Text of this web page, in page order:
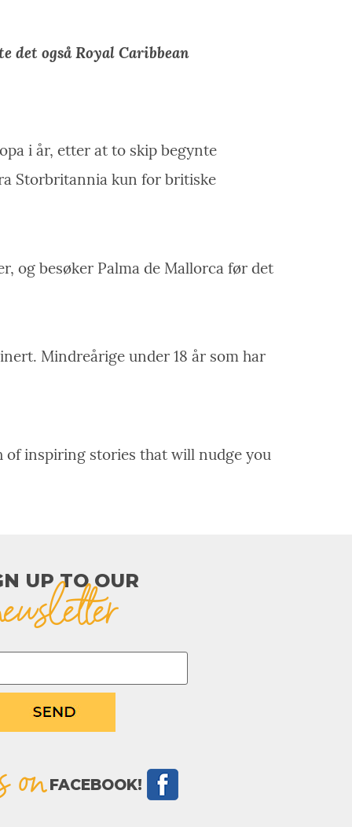
det også Royal Caribbean
i år, etter at to skip begynte
Storbritannia kun for britiske
og besøker Palma de Mallorca før det
Mindreårige under 18 år som har
inspiring stories that will nudge you
UP TO OUR​
on FACEBOOK!